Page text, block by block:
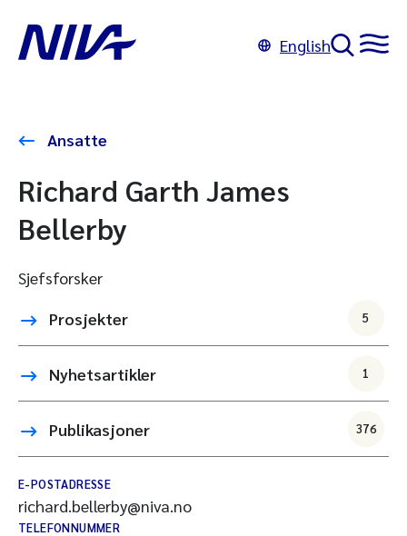
English
Ansatte
Richard Garth James
Bellerby
Sjefsforsker
Prosjekter
5
Nyhetsartikler 1
Publikasjoner 376
E-POSTADRESSE
richard.bellerby@niva.no
TELEFONNUMMER